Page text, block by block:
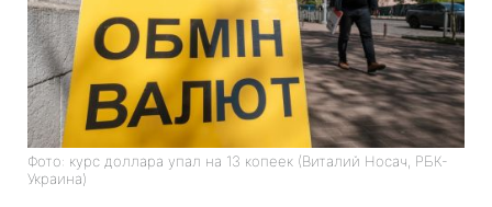
Фото: курс доллара упал на 13 копеек (Виталий Носач, РБК-
Украина)